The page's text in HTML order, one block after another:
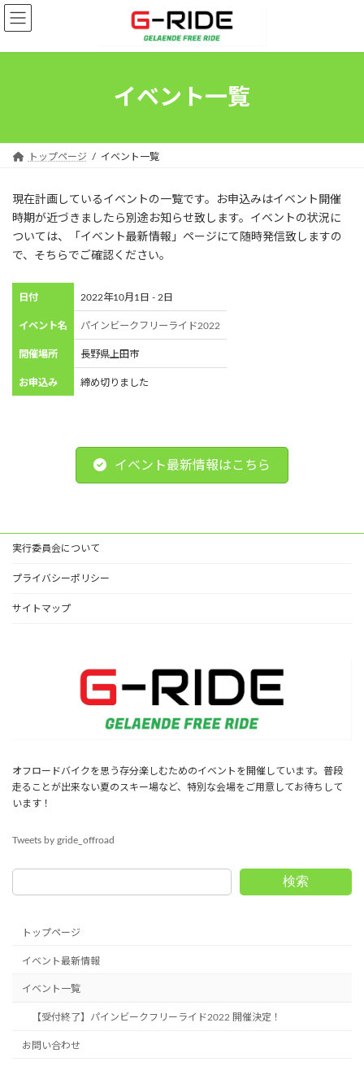
コ
ン
ッ
ナ
ビ
移
イベント一覧
トップページ イベント一覧
現在計画しているイベントの一覧です。お申込みはイベント開催
時期が近づきましたら別途お知らせ致します。イベントの状況に
ついては、「イベント最新情報」ページにて随時発信致しますの
で、そちらでご確認ください。
日付
イベント名
開催場所
お申込み
2022年10月1日 - 2日
パインビークフリーライド2022
長野県上田市
締め切りました
イベント最新情報はこちら
実行委員会について
プライバシーポリシー
サイトマップ
オフロードバイクを思う存分楽しむためのイベントを開催しています。普段
走ることが出来ない夏のスキー場など、特別な会場をご用意してお待ちして
います！
Tweets by gride_offroad
検索
トップページ
イベント最新情報
イベント一覧
【受付終了】パインビークフリーライド2022 開催決定！
お問い合わせ